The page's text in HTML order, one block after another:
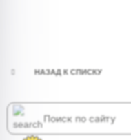
НАЗАД К СПИСКУ